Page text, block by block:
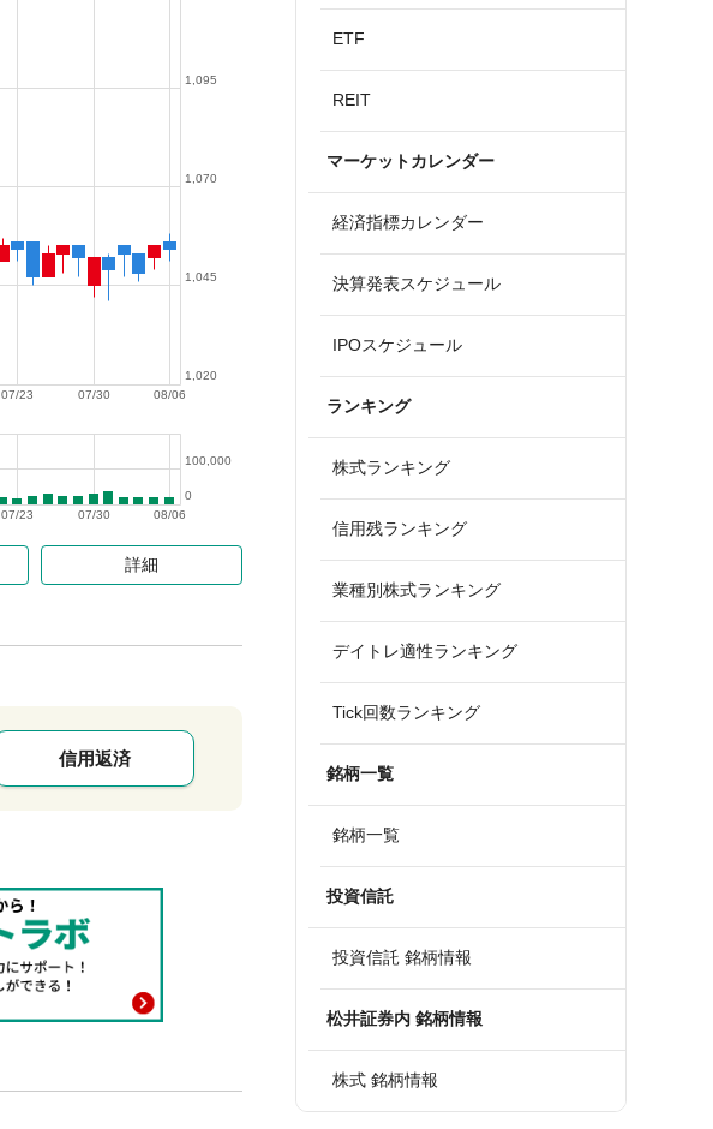
08/06
07/30
07/23
1,020
1,045
1,070
1,095
08/06
07/30
07/23
0
100,000
詳細
信用返済
ETF
REIT
マーケットカレンダー
経済指標カレンダー
決算発表スケジュール
IPOスケジュール
ランキング
株式ランキング
信用残ランキング
業種別株式ランキング
デイトレ適性ランキング
Tick回数ランキング
銘柄一覧
銘柄一覧
投資信託
投資信託 銘柄情報
松井証券内 銘柄情報
株式 銘柄情報